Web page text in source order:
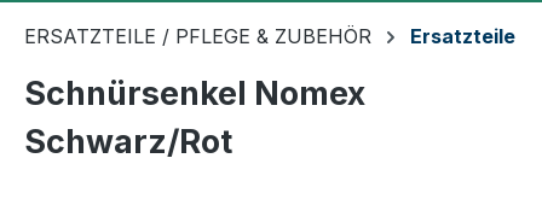
ERSATZTEILE / PFLEGE & ZUBEHÖR Ersatzteile
Schnürsenkel Nomex
Schwarz/Rot